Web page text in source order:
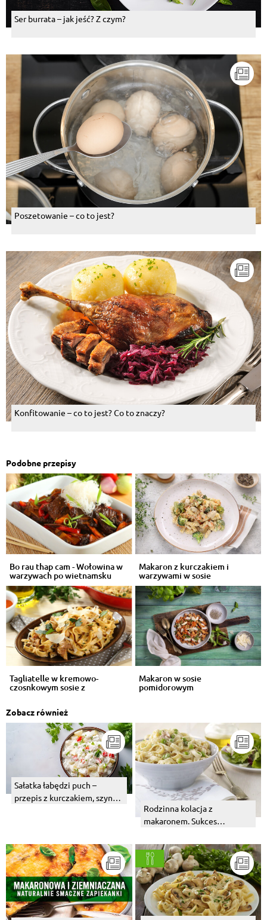
Ser burrata – jak jeść? Z czym?
Poszetowanie – co to jest?
Konfitowanie – co to jest? Co to znaczy?
Podobne przepisy
Bo rau thap cam - Wołowina w
warzywach po wietnamsku
Makaron z kurczakiem i
warzywami w sosie
śmietanowo-ziołowym
Tagliatelle w kremowo-
czosnkowym sosie z
Makaron w sosie
pomidorowym
Zobacz również
Sałatka łabędzi puch –
przepis z kurczakiem, szynką
Rodzinna kolacja z
makaronem. Sukces